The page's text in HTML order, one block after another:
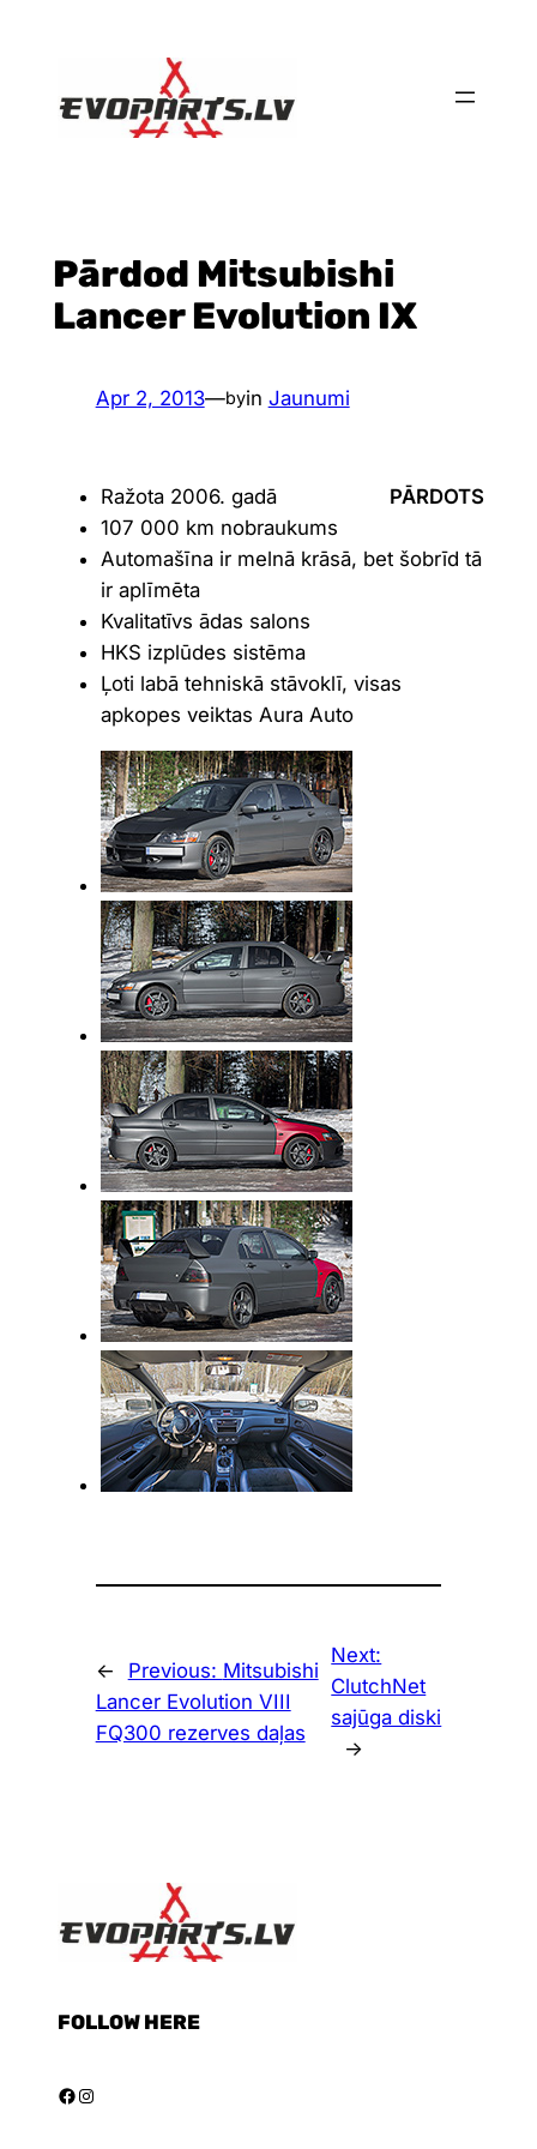
Pārdod Mitsubishi
Lancer Evolution IX
Apr 2, 2013—byin Jaunumi
PĀRDOTS
Ražota 2006. gadā
107 000 km nobraukums
Automašīna ir melnā krāsā, bet šobrīd tā
ir aplīmēta
Kvalitatīvs ādas salons
HKS izplūdes sistēma
Ļoti labā tehniskā stāvoklī, visas
apkopes veiktas Aura Auto
← Previous: Mitsubishi
Lancer Evolution VIII
FQ300 rezerves daļas
Next:
ClutchNet
sajūga diski
→
FOLLOW HERE
Facebook Instagram